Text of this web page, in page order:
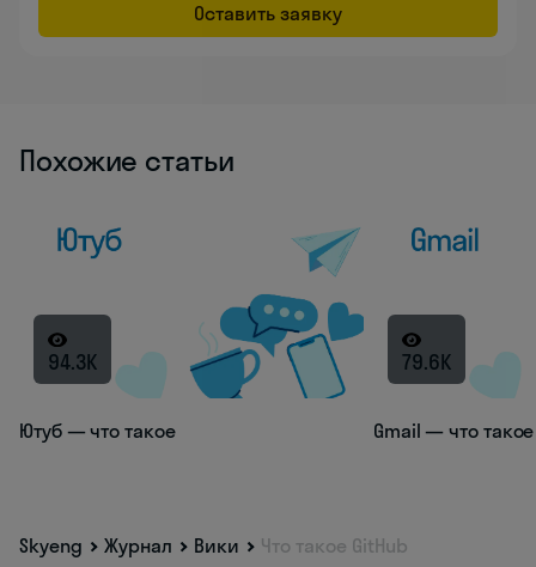
Оставить заявку
Похожие статьи
94.3K
Ютуб — что такое
79.6K
Gmail — что такое
Skyeng Журнал Вики Что такое GitHub